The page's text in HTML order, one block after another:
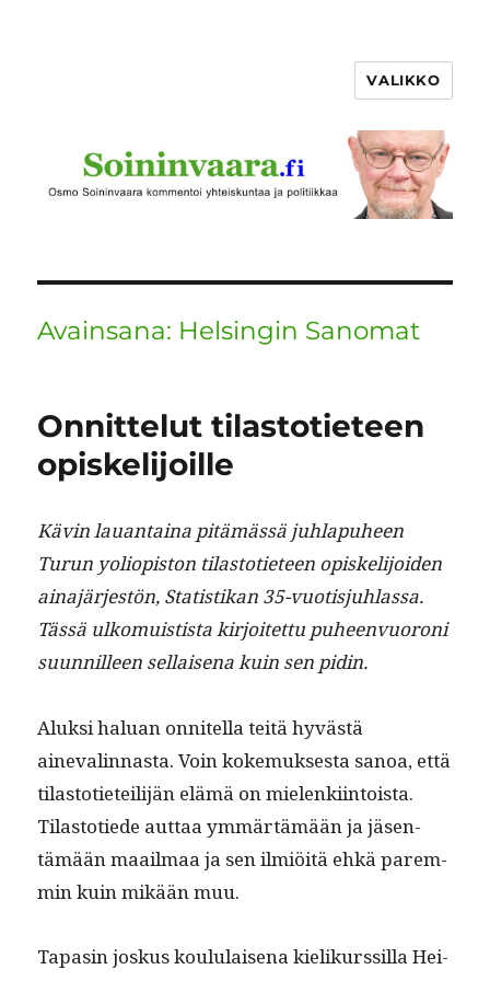
VALIKKO
Avainsana: Helsingin Sanomat
Onnittelut tilastotieteen
opiskelijoille
Kävin lauan­taina pitämässä juh­la­puheen
Turun yoliopis­ton tilas­toti­eteen opiske­li­joiden
aina­jär­jestön, Sta­tis­tikan 35-vuo­tisjuh­las­sa.
Tässä ulko­muis­tista kir­joitet­tu puheen­vuoroni
suun­nilleen sel­l­aise­na kuin sen pidin.
Aluk­si halu­an onnitel­la teitä hyvästä
ainevalin­nas­ta. Voin koke­muk­ses­ta sanoa, että
tilas­toti­eteil­i­jän elämä on mie­lenki­in­toista.
Tilas­totiede aut­taa ymmärtämään ja jäsen­
tämään maail­maa ja sen ilmiöitä ehkä parem­
min kuin mikään muu.
Tapasin joskus koul­u­laise­na kielikurssil­la Hei­